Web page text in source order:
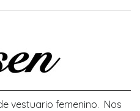
vestuario femenino. Nos